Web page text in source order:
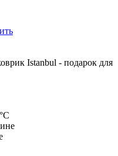
Istanbul - подарок для